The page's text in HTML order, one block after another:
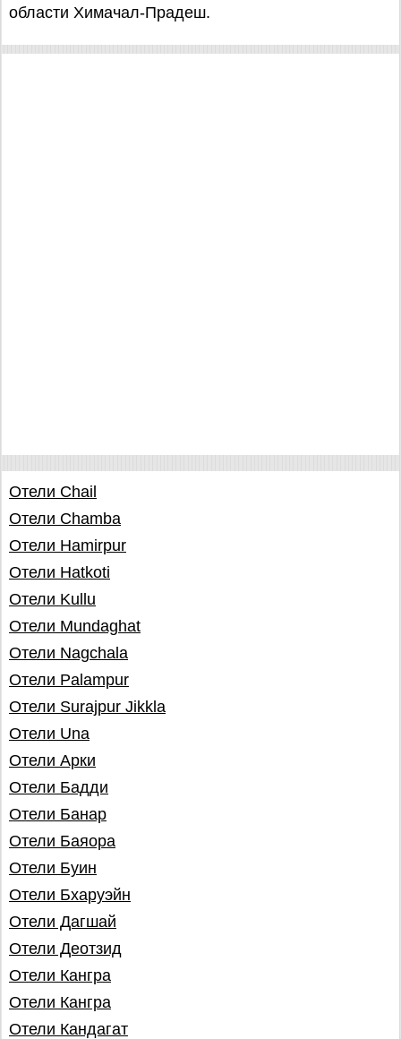
области Химачал-Прадеш.
Отели Chail
Отели Chamba
Отели Hamirpur
Отели Hatkoti
Отели Kullu
Отели Mundaghat
Отели Nagchala
Отели Palampur
Отели Surajpur Jikkla
Отели Una
Отели Арки
Отели Бадди
Отели Банар
Отели Баяора
Отели Буин
Отели Бхаруэйн
Отели Дагшай
Отели Деотзид
Отели Кангра
Отели Кангра
Отели Кандагат